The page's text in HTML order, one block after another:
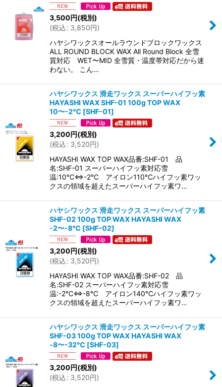
3,500円(税別)
(税込: 3,850円)
ハヤシワックスオールラウンドブロックワックス
ALL ROUND BLOCK WAX All Round Block 全雪
質対応 WET〜MID 全雪質・温度帯対応だから迷
わない。 こん…
ハヤシワックス 滑走ワックス スーパーハイフッ素
HAYASHI WAX SHF-01 100g TOP WAX
10〜-2℃ [SHF-01]
3,200円(税別)
(税込: 3,520円)
HAYASHI WAX TOP WAX品番:SHF-01 品
名:SHF-01 スーパーハイフッ素対応雪
温:10℃⇔-2℃ アイロン110℃ハイフッ素ワッ
クスの領域を超えたスーパーハイフッ素ワ…
ハヤシワックス 滑走ワックス スーパーハイフッ素
SHF-02 100g TOP WAX HAYASHI WAX
-2〜-8℃ [SHF-02]
3,200円(税別)
(税込: 3,520円)
HAYASHI WAX TOP WAX品番:SHF-02 品
名:SHF-02 スーパーハイフッ素対応雪
温:-2℃⇔-8℃ アイロン140℃ハイフッ素ワッ
クスの領域を超えたスーパーハイフッ素ワ…
ハヤシワックス 滑走ワックス スーパーハイフッ素
SHF-03 100g TOP WAX HAYASHI WAX
-8〜-32℃ [SHF-03]
3,200円(税別)
(税込: 3,520円)